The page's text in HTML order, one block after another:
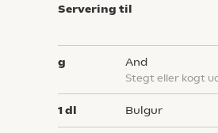
Servering til
g and
stegt eller kogt
1dl bulgur